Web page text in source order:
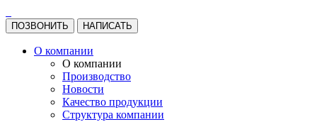
ПОЗВОНИТЬ НАПИСАТЬ
О компании
О компании
Производство
Новости
Качество продукции
Структура компании